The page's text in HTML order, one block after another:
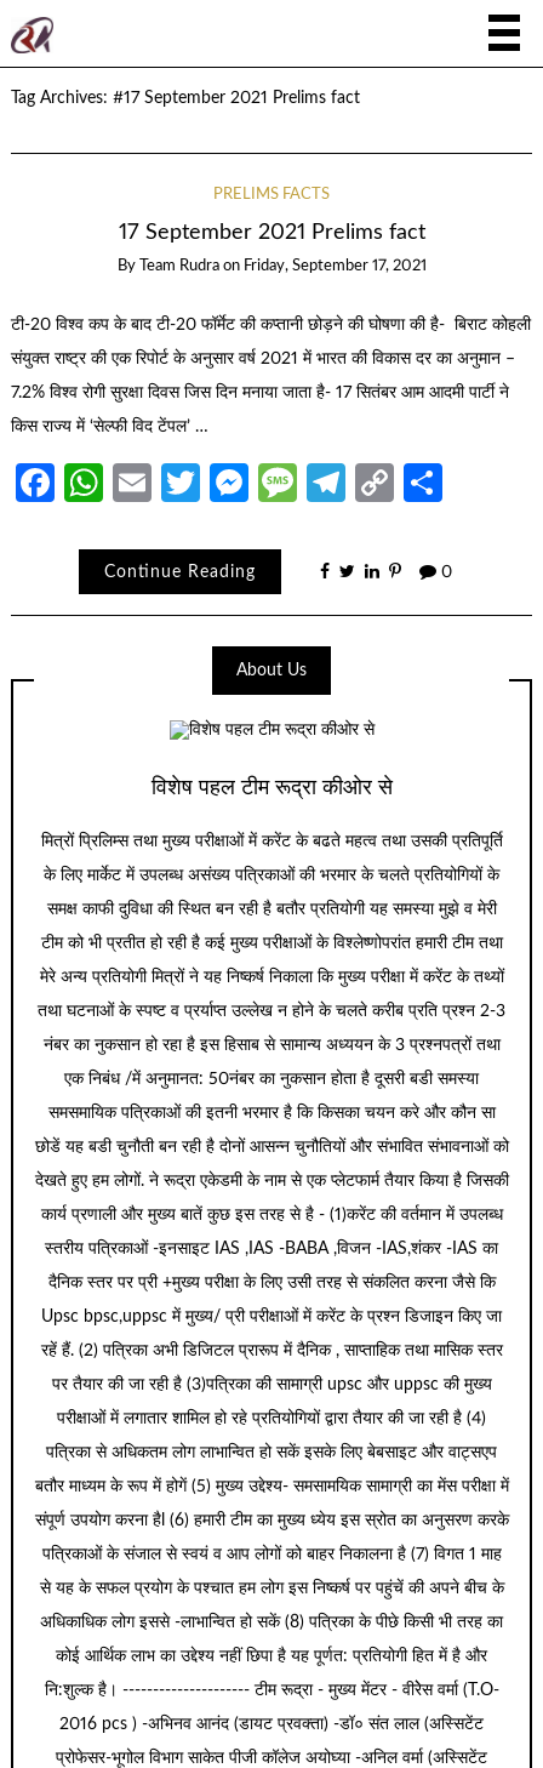
Tag Archives: #17 September 2021 Prelims fact
PRELIMS FACTS
17 September 2021 Prelims fact
By Team Rudra on Friday, September 17, 2021
टी-20 विश्व कप के बाद टी-20 फॉर्मेट की कप्तानी छोड़ने की घोषणा की है- बिराट कोहली
संयुक्त राष्ट्र की एक रिपोर्ट के अनुसार वर्ष 2021 में भारत की विकास दर का अनुमान –
7.2% विश्व रोगी सुरक्षा दिवस जिस दिन मनाया जाता है- 17 सितंबर आम आदमी पार्टी ने
किस राज्य में ‘सेल्फी विद टेंपल’ …
Facebook
WhatsApp
EmailTwitter
Messenger
Message
Telegram
Copy
Continue Reading 0
About Us
विशेष पहल टीम रूद्रा कीओर से
मित्रों प्रिलिम्स तथा मुख्य परीक्षाओं में करेंट के बढते महत्व तथा उसकी प्रतिपूर्ति
के लिए मार्केट में उपलब्ध असंख्य पत्रिकाओं की भरमार के चलते प्रतियोगियों के
समक्ष काफी दुविधा की स्थित बन रही है बतौर प्रतियोगी यह समस्या मुझे व मेरी
टीम को भी प्रतीत हो रही है कई मुख्य परीक्षाओं के विश्लेष्णोपरांत हमारी टीम तथा
मेरे अन्य प्रतियोगी मित्रों ने यह निष्कर्ष निकाला कि मुख्य परीक्षा में करेंट के तथ्यों
तथा घटनाओं के स्पष्ट व प्रर्याप्त उल्लेख न होने के चलते करीब प्रति प्रश्न 2-3
नंबर का नुकसान हो रहा है इस हिसाब से सामान्य अध्ययन के 3 प्रश्नपत्रों तथा
एक निबंध /में अनुमानत: 50नंबर का नुकसान होता है दूसरी बडी समस्या
समसमायिक पत्रिकाओं की इतनी भरमार है कि किसका चयन करे और कौन सा
छोडें यह बडी चुनौती बन रही है दोनों आसन्न चुनौतियों और संभावित संभावनाओं को
देखते हुए हम लोगों. ने रूद्रा एकेडमी के नाम से एक प्लेटफार्म तैयार किया है जिसकी
कार्य प्रणाली और मुख्य बातें कुछ इस तरह से है - (1)करेंट की वर्तमान में उपलब्ध
स्तरीय पत्रिकाओं -इनसाइट IAS ,IAS -BABA ,विजन -IAS,शंकर -IAS का
दैनिक स्तर पर प्री +मुख्य परीक्षा के लिए उसी तरह से संकलित करना जैसे कि
Upsc bpsc,uppsc में मुख्य/ प्री परीक्षाओं में करेंट के प्रश्न डिजाइन किए जा
रहें हैं. (2) पत्रिका अभी डिजिटल प्रारूप में दैनिक , साप्ताहिक तथा मासिक स्तर
पर तैयार की जा रही है (3)पत्रिका की सामाग्री upsc और uppsc की मुख्य
परीक्षाओं में लगातार शामिल हो रहे प्रतियोगियों द्वारा तैयार की जा रही है (4)
पत्रिका से अधिकतम लोग लाभान्वित हो सकें इसके लिए बेबसाइट और वाट्सएप
बतौर माध्यम के रूप में होगें (5) मुख्य उद्देश्य- समसामयिक सामाग्री का मेंस परीक्षा में
संपूर्ण उपयोग करना हैl (6) हमारी टीम का मुख्य ध्येय इस स्रोत का अनुसरण करके
पत्रिकाओं के संजाल से स्वयं व आप लोगों को बाहर निकालना है (7) विगत 1 माह
से यह के सफल प्रयोग के पश्चात हम लोग इस निष्कर्ष पर पहुंचें की अपने बीच के
अधिकाधिक लोग इससे -लाभान्वित हो सकें (8) पत्रिका के पीछे किसी भी तरह का
कोई आर्थिक लाभ का उद्देश्य नहीं छिपा है यह पूर्णत: प्रतियोगी हित में है और
नि:शुल्क है। --------------------- टीम रूद्रा - मुख्य मेंटर - वीरेेस वर्मा (T.O-
2016 pcs ) -अभिनव आनंद (डायट प्रवक्ता) -डॉ० संत लाल (अस्सिटेंट
प्रोफेसर-भूगोल विभाग साकेत पीजी कॉलेज अयोघ्या -अनिल वर्मा (अस्सिटेंट